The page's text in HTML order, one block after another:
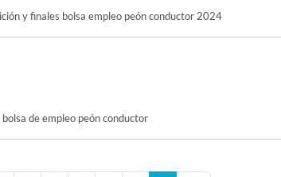
y finales bolsa empleo peón conductor 2024
de empleo peón conductor